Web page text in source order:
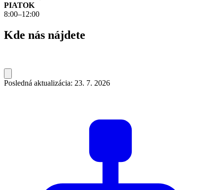
PIATOK
8:00–12:00
Kde nás nájdete
Posledná aktualizácia: 23. 7. 2026